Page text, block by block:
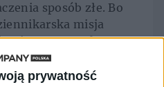
prywatność
sposób złe. Bo
misja
W grę pod
cierpienie”.